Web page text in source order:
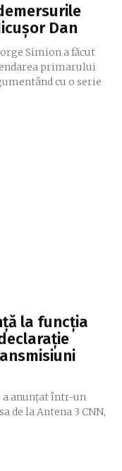
Dan
Simion a făcut
primarului
cu o serie
la funcția
anunțat într-un
de la Antena 3 CNN,